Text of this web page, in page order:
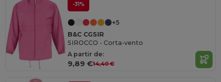
-31%
+5
B&C CGSIR
SIROCCO - Corta-vento
A partir de:
9,89 €14,40 €